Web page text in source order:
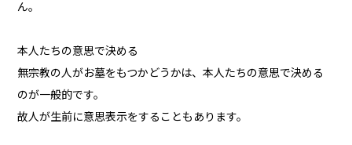
ん。
本人たちの意思で決める
無宗教の人がお墓をもつかどうかは、本人たちの意思で決める
のが一般的です。
故人が生前に意思表示をすることもあります。